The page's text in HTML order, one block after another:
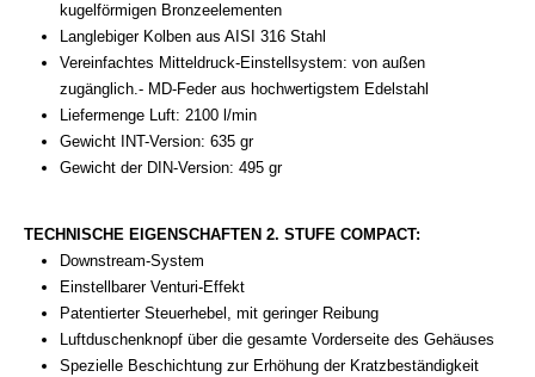
kugelförmigen Bronzeelementen
Langlebiger Kolben aus AISI 316 Stahl
Vereinfachtes Mitteldruck-Einstellsystem: von außen
zugänglich.- MD-Feder aus hochwertigstem Edelstahl
Liefermenge Luft: 2100 l/min
Gewicht INT-Version: 635 gr
Gewicht der DIN-Version: 495 gr
TECHNISCHE EIGENSCHAFTEN 2. STUFE COMPACT:
Downstream-System
Einstellbarer Venturi-Effekt
Patentierter Steuerhebel, mit geringer Reibung
Luftduschenknopf über die gesamte Vorderseite des Gehäuses
Spezielle Beschichtung zur Erhöhung der Kratzbeständigkeit